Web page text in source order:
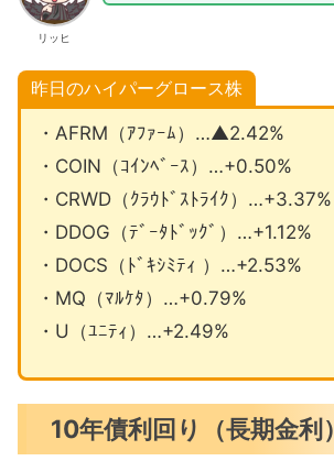
リッヒ
昨日のハイパーグロース株
・AFRM（ｱﾌｧｰﾑ）…▲2.42%
・COIN（ｺｲﾝﾍﾞｰｽ）…+0.50%
・CRWD（ｸﾗｳﾄﾞｽﾄﾗｲｸ）…+3.37%
・DDOG（ﾃﾞｰﾀﾄﾞｯｸﾞ）…+1.12%
・DOCS（ﾄﾞｷｼﾐﾃｨ ）…+2.53%
・MQ（ﾏﾙｹﾀ）…+0.79%
・U（ﾕﾆﾃｨ）…+2.49%
10年債利回り（長期金利）